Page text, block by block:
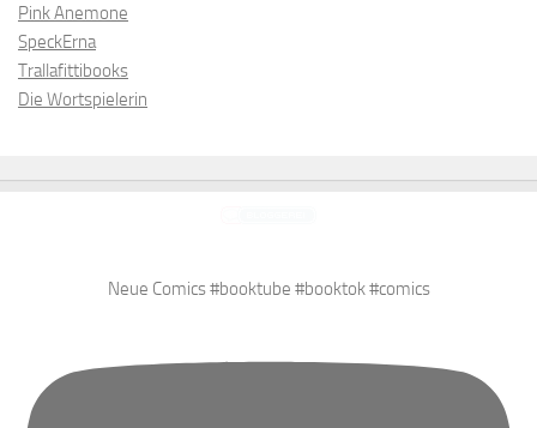
Pink Anemone
SpeckErna
Trallafittibooks
Die Wortspielerin
Neue Comics #booktube #booktok #comics